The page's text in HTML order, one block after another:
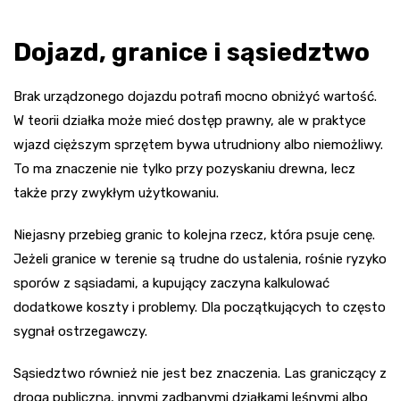
Dojazd, granice i sąsiedztwo
Brak urządzonego dojazdu potrafi mocno obniżyć wartość.
W teorii działka może mieć dostęp prawny, ale w praktyce
wjazd cięższym sprzętem bywa utrudniony albo niemożliwy.
To ma znaczenie nie tylko przy pozyskaniu drewna, lecz
także przy zwykłym użytkowaniu.
Niejasny przebieg granic to kolejna rzecz, która psuje cenę.
Jeżeli granice w terenie są trudne do ustalenia, rośnie ryzyko
sporów z sąsiadami, a kupujący zaczyna kalkulować
dodatkowe koszty i problemy. Dla początkujących to często
sygnał ostrzegawczy.
Sąsiedztwo również nie jest bez znaczenia. Las graniczący z